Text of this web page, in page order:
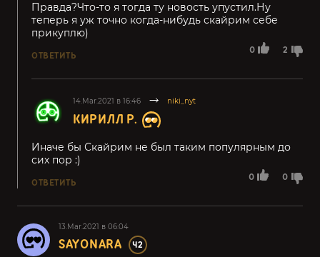
0 2
Правда?Что-то я тогда ту новость упустил.Ну
теперь я уж точно когда-нибудь скайрим себе
прикуплю)
ОТВЕТИТЬ
14.Mar.2021 в 16:46 niki_nyt
КИРИЛЛ Р.
0 0
Иначе бы Скайрим не был таким популярным до
сих пор :)
ОТВЕТИТЬ
13.Mar.2021 в 06:04
SAYONARA 42